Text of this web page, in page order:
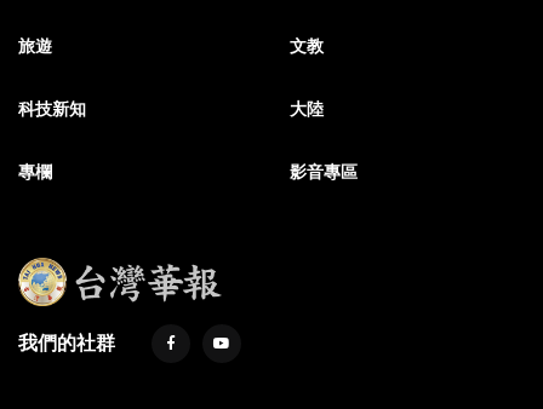
旅遊 文教
科技新知 大陸
專欄 影音專區
我們的社群